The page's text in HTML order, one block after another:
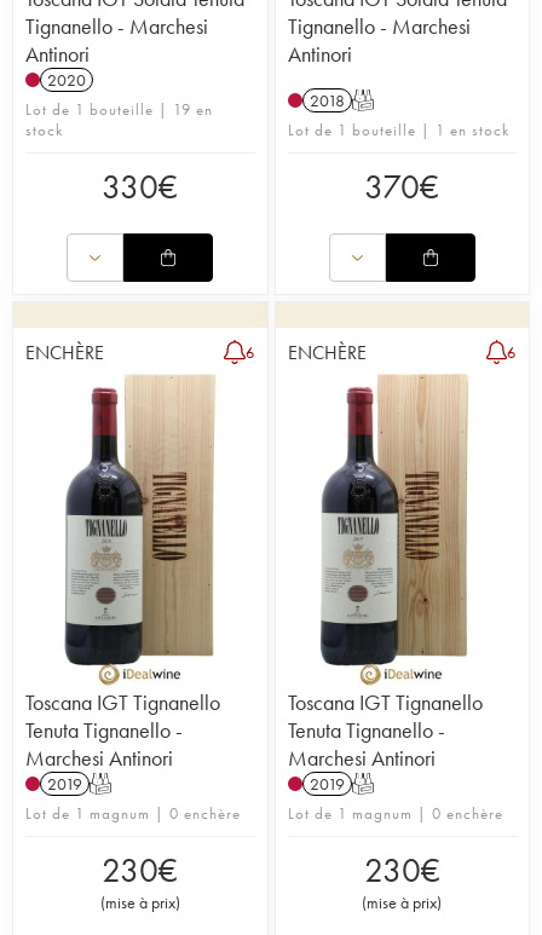
Tignanello - Marchesi
Antinori
2020
Lot de 1 bouteille | 19 en
stock
330€
Tignanello - Marchesi
Antinori
2018 T
Lot de 1 bouteille | 1 en stock
370€
ENCHÈRE 6
Toscana IGT Tignanello
Tenuta Tignanello -
Marchesi Antinori
2019 T
Lot de 1 magnum | 0 enchère
230€
(mise à prix)
ENCHÈRE 6
Toscana IGT Tignanello
Tenuta Tignanello -
Marchesi Antinori
2019 T
Lot de 1 magnum | 0 enchère
230€
(mise à prix)